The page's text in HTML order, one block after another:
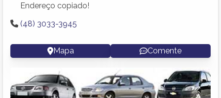
Endereço copiado!
(48) 3033-3945
Mapa Comente